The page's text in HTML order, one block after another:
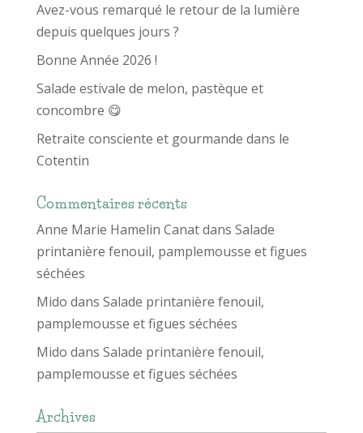
Avez-vous remarqué le retour de la lumière
depuis quelques jours ?
Bonne Année 2026 !
Salade estivale de melon, pastèque et
concombre 😋
Retraite consciente et gourmande dans le
Cotentin
Commentaires récents
Anne Marie Hamelin Canatdans Salade
printanière fenouil, pamplemousse et figues
séchées
Mido dans Salade printanière fenouil,
pamplemousse et figues séchées
Mido dans Salade printanière fenouil,
pamplemousse et figues séchées
Archives